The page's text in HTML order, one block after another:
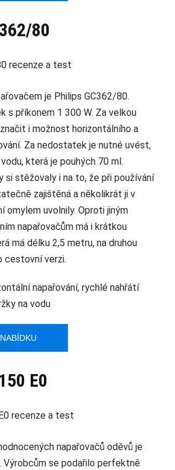
80
je Philips GC362/80.
s příkonem 1 300 W. Za velkou
i možnost horizontálního a
Za nedostatek je nutné uvést,
která je pouhých 70 ml.
si stěžovaly i na to, že při používání
zajištěná a několikrát ji v
omylem uvolnily. Oproti jiným
napařovačům má i krátkou
má délku 2,5 metru, na druhou
cestovní verzi.
napařování, rychlé nahřátí
na vodu
E0
napařovačů oděvů je
Výrobcům se podařilo perfektně